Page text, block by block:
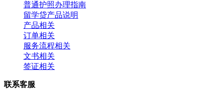
普通护照办理指南
留学贷产品说明
产品相关
订单相关
服务流程相关
文书相关
签证相关
联系客服